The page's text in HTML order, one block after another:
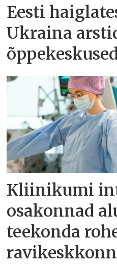
Eesti
Ukraina
Kliinikumi
osakonnad
teekonda